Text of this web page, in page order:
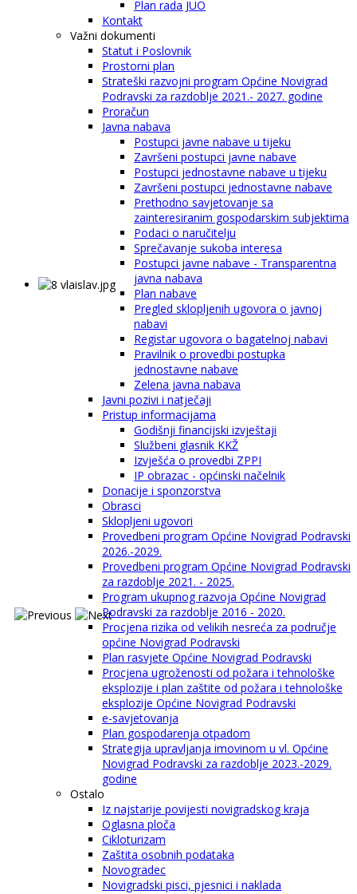
Plan rada JUO
Kontakt
Važni dokumenti
Statut i Poslovnik
Prostorni plan
Strateški razvojni program Općine Novigrad
Podravski za razdoblje 2021.- 2027. godine
Proračun
Javna nabava
Postupci javne nabave u tijeku
Završeni postupci javne nabave
Postupci jednostavne nabave u tijeku
Završeni postupci jednostavne nabave
Prethodno savjetovanje sa
zainteresiranim gospodarskim subjektima
Podaci o naručitelju
Sprečavanje sukoba interesa
Postupci javne nabave - Transparentna
javna nabava
Plan nabave
Pregled sklopljenih ugovora o javnoj
nabavi
Registar ugovora o bagatelnoj nabavi
Pravilnik o provedbi postupka
jednostavne nabave
Zelena javna nabava
Javni pozivi i natječaji
Pristup informacijama
Godišnji financijski izvještaji
Službeni glasnik KKŽ
Izvješća o provedbi ZPPI
IP obrazac - općinski načelnik
Donacije i sponzorstva
Obrasci
Sklopljeni ugovori
Provedbeni program Općine Novigrad Podravski
2026.-2029.
Provedbeni program Općine Novigrad Podravski
za razdoblje 2021. - 2025.
Program ukupnog razvoja Općine Novigrad
Podravski za razdoblje 2016 - 2020.
Procjena rizika od velikih nesreća za područje
općine Novigrad Podravski
Plan rasvjete Općine Novigrad Podravski
Procjena ugroženosti od požara i tehnološke
eksplozije i plan zaštite od požara i tehnološke
eksplozije Općine Novigrad Podravski
e-savjetovanja
Plan gospodarenja otpadom
Strategija upravljanja imovinom u vl. Općine
Novigrad Podravski za razdoblje 2023.-2029.
godine
Ostalo
Iz najstarije povijesti novigradskog kraja
Oglasna ploča
Cikloturizam
Zaštita osobnih podataka
Novogradec
Novigradski pisci, pjesnici i naklada